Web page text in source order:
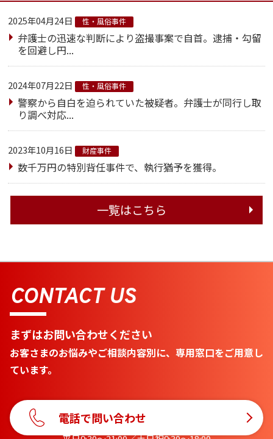
2025年04月24日 性・風俗事件
弁護士の迅速な判断により盗撮事案で自首。逮捕・勾留
を回避し円...
2024年07月22日 性・風俗事件
警察から自白を迫られていた被疑者。弁護士が同行し取
り調べ対応...
2023年10月16日 財産事件
数千万円の特別背任事件で、執行猶予を獲得。
一覧はこちら
CONTACT US
まずはお問い合わせください
お客さまのお悩みやご相談内容別に、専用窓口をご用意し
ています。
電話で問い合わせ